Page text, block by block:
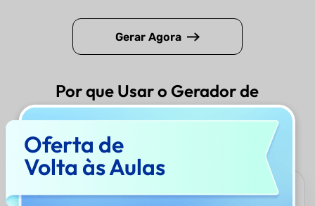
Gerar Agora
Por que Usar o Gerador de
Declaração de Missão da UPDF
Potência de Modelos Duplos de IA
Oferta de
Volta às Aulas